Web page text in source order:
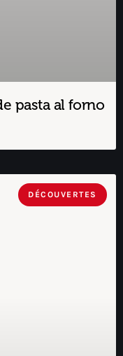
pasta al forno
DÉCOUVERTES